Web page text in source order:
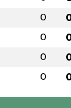
0
0
0
0